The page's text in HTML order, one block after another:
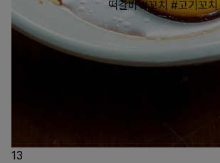
13
떡갈비 #꼬치 #고기꼬치